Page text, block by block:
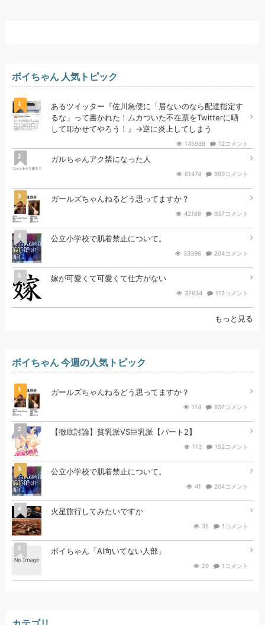
ボイちゃん 人気トピック
1
あるツイッター『佐川急便に「居ないのなら配達指定す
るな」って書かれた！ムカついた不在票をTwitterに晒
して叩かせてやろう！』→逆に炎上してしまう
145988 12コメント
2 ガルちゃんアク禁になった人
61474 999コメント
3 ガールズちゃんねるどう思ってますか？
42169 937コメント
4 公立小学校で肌着禁止について。
33396 204コメント
5 嫁が可愛くて可愛くて仕方がない
32634 112コメント
もっと見る
ボイちゃん 今週の人気トピック
1 ガールズちゃんねるどう思ってますか？
114 937コメント
2 【徹底討論】貧乳派VS巨乳派【パート2】
113 152コメント
3 公立小学校で肌着禁止について。
41 204コメント
4 火星旅行してみたいですか
35 1コメント
5 ボイちゃん「AI向いてない人部」
29 1コメント